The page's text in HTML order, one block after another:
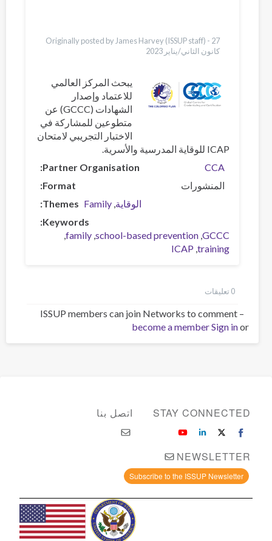
Originally posted by James Harvey (ISSUP staff) - 27
كانون الثاني/يناير 2023
يبحث المركز العالمي
للاعتماد وإصدار
الشهادات (GCCC) عن
متطوعين للمشاركة في
الاختبار التجريبي لامتحان
ICAP للوقاية المدرسية والأسرية.
Partner Organisation
CCA
Format
المنشورات
Themes
الوقاية Family
Keywords
GCCC
school-based prevention
family
training
ICAP
0 تعليقات
ISSUP members can join Networks to comment –
Sign inor
become a member
اتصل بنا STAY CONNECTED
NEWSLETTER
Subscribe to the ISSUP Newsletter